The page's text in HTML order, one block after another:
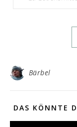
Bärbel
DAS KÖNNTE